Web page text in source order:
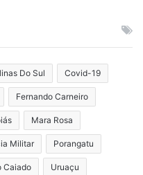
Do Sul Covid-19
Fernando Carneiro
Mara Rosa
Militar Porangatu
Caiado Uruaçu